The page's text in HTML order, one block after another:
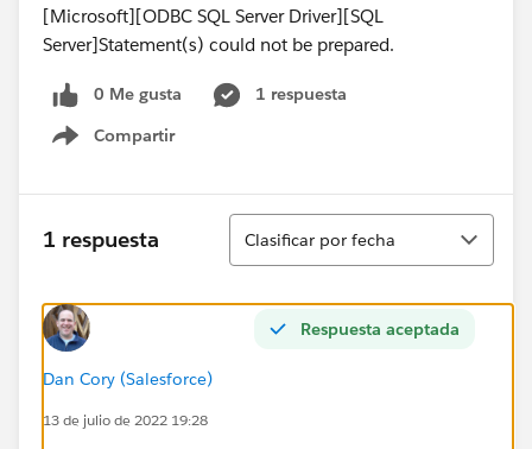
[Microsoft][ODBC SQL Server Driver][SQL
Server]Statement(s) could not be prepared.
0 Me gusta
1 respuesta
Compartir
Show menu
1 respuesta
Ordenar
Clasificar por fecha
Respuesta aceptada
Dan Cory (Salesforce)
13 de julio de 2022 19:28